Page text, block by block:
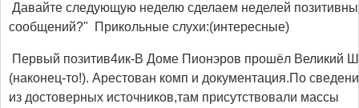
Давайте следующую неделю сделаем неделей
сообщений?" Прикольные слухи:(интересные)
Первый позитив4ик-В Доме Пионэров прошёл Великий
(наконец-то!). Арестован комп и документация.По
из достоверных источников,там присутствовали массы